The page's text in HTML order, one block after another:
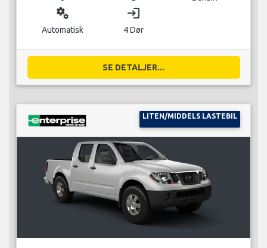
miscellaneous_services
Automatisk
login
4 Dør
SE DETALJER...
LITEN/MIDDELS LASTEBIL